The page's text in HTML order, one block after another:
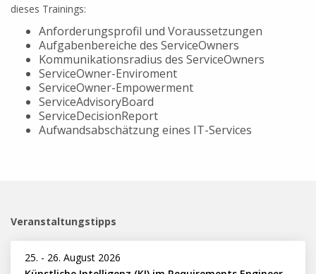
dieses Trainings:
Anforderungsprofil und Voraussetzungen
Aufgabenbereiche des ServiceOwners
Kommunikationsradius des ServiceOwners
ServiceOwner-Enviroment
ServiceOwner-Empowerment
ServiceAdvisoryBoard
ServiceDecisionReport
Aufwandsabschätzung eines IT-Services
Veranstaltungstipps
25. - 26. August 2026